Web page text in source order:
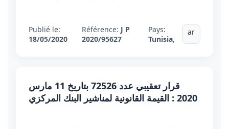
Publié le:
18/05/2020
Référence: J P
2020/95627
Pays:
Tunisia,
ar
قرار تعقيبي عدد 72526 بتاريخ 11 مارس
2020 : القيمة القانونية لمناشير البنك المركزي